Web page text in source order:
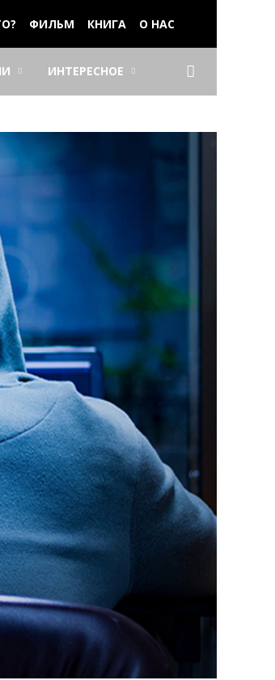
ФИЛЬМ КНИГА О НАС
ИНТЕРЕСНОЕ